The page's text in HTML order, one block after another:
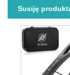
Susiję